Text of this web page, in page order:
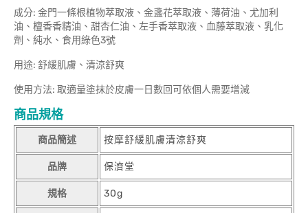
成分: 金門一條根植物萃取液、金盞花萃取液、薄荷油、尤加利
油、檀香香精油、甜杏仁油、左手香萃取液、血藤萃取液、乳化
劑、純水、食用綠色3號
用途: 舒緩肌膚、清涼舒爽
使用方法: 取適量塗抹於皮膚一日數回可依個人需要增減
商品規格
商品簡述 按摩舒緩肌膚清涼舒爽
品牌 保濟堂
規格 30g